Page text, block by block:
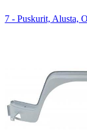
7 - Puskurit, Alusta,